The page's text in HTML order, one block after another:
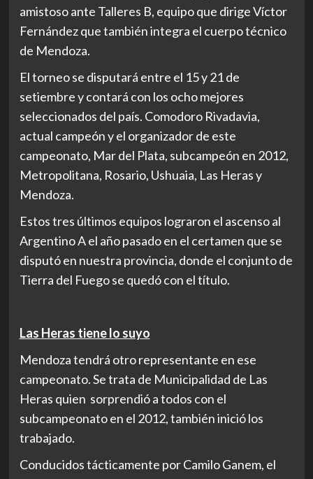
amistoso ante Talleres B, equipo que dirige Víctor
Fernández que también integra el cuerpo técnico
de Mendoza.
El torneo se disputará entre el 15 y 21 de
setiembre y contará con los ocho mejores
seleccionados del país. Comodoro Rivadavia,
actual campeón y el organizador de este
campeonato, Mar del Plata, subcampeón en 2012,
Metropolitana, Rosario, Ushuaia, Las Heras y
Mendoza.
Estos tres últimos equipos lograron el ascenso al
Argentino A el año pasado en el certamen que se
disputó en nuestra provincia, donde el conjunto de
Tierra del Fuego se quedó con el título.
Las Heras tiene lo suyo
Mendoza tendrá otro representante en ese
campeonato. Se trata de Municipalidad de Las
Heras quien sorprendió a todos con el
subcampeonato en el 2012, también inició los
trabajado.
Conducidos tácticamente por Camilo Ganem, el